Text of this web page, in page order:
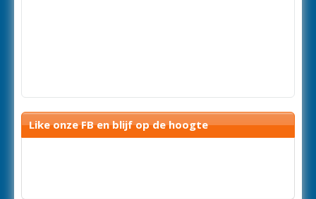
Like onze FB en blijf op de hoogte